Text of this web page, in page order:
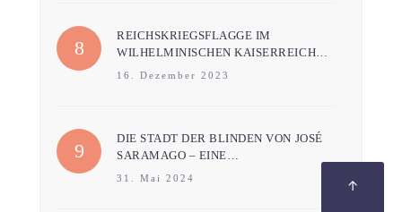
REICHSKRIEGSFLAGGE IM
WILHELMINISCHEN KAISERREICH…
16. Dezember 2023
DIE STADT DER BLINDEN VON JOSÉ
SARAMAGO – EINE…
31. Mai 2024 ↑